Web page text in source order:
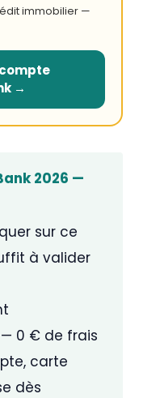
immobilier —
→
2026 —
sur ce
à valider
— 0 € de frais
carte
dès